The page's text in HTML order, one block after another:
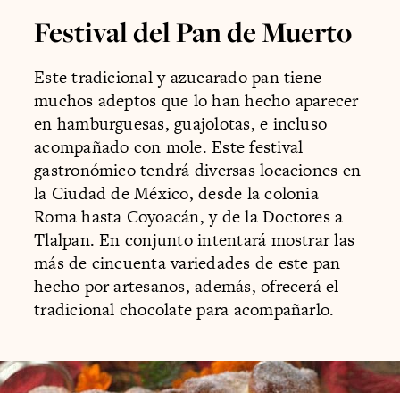
Festival del Pan de Muerto
Este tradicional y azucarado pan tiene
muchos adeptos que lo han hecho aparecer
en hamburguesas, guajolotas, e incluso
acompañado con mole. Este festival
gastronómico tendrá diversas locaciones en
la Ciudad de México, desde la colonia
Roma hasta Coyoacán, y de la Doctores a
Tlalpan. En conjunto intentará mostrar las
más de cincuenta variedades de este pan
hecho por artesanos, además, ofrecerá el
tradicional chocolate para acompañarlo.